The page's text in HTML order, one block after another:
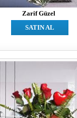
Zarif Güzel
SATIN AL